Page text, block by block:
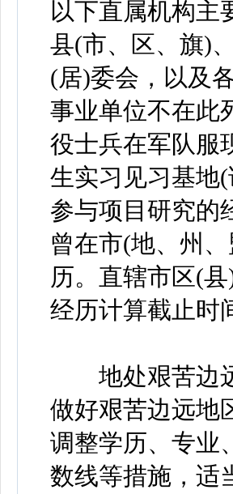
以下直属机构主
县(市、区、旗)
(居)委会，以及
事业单位不在此
役士兵在军队服
生实习见习基地
参与项目研究的
曾在市(地、州
历。直辖市区(
经历计算截止时
地处艰苦边远
做好艰苦边远地
调整学历、专业
数线等措施，适